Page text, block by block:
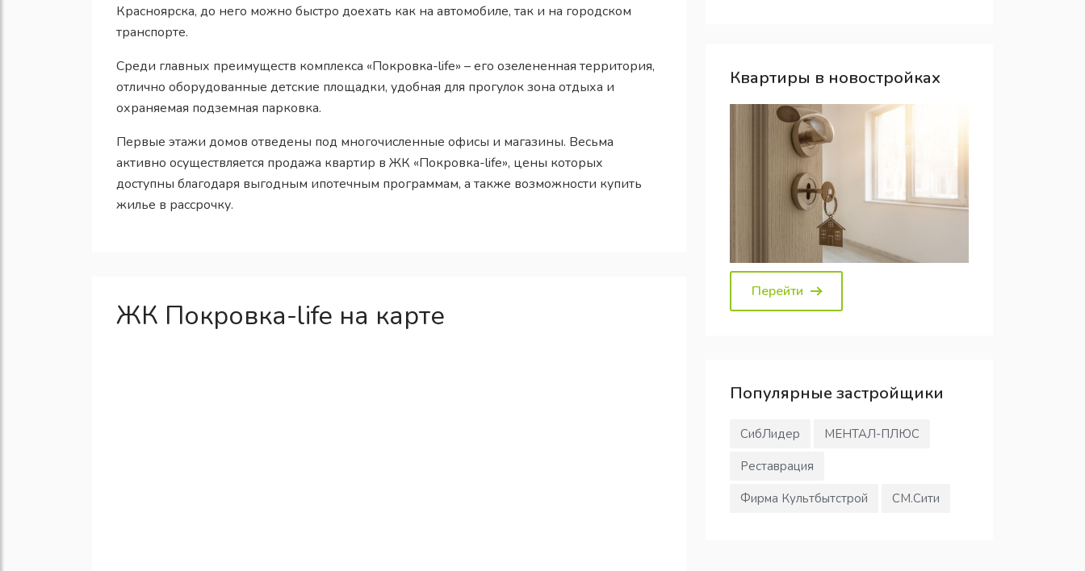
Красноярска, до него можно быстро доехать как на автомобиле, так и на городском
транспорте.
Среди главных преимуществ комплекса «Покровка-life» – его озелененная территория,
отлично оборудованные детские площадки, удобная для прогулок зона отдыха и
охраняемая подземная парковка.
Первые этажи домов отведены под многочисленные офисы и магазины. Весьма
активно осуществляется продажа квартир в ЖК «Покровка-life», цены которых
доступны благодаря выгодным ипотечным программам, а также возможности купить
жилье в рассрочку.
ЖК Покровка-life на карте
Квартиры в новостройках
Перейти
Популярные застройщики
СибЛидер
МЕНТАЛ-ПЛЮС
Реставрация
Фирма Культбытстрой
СМ.Сити